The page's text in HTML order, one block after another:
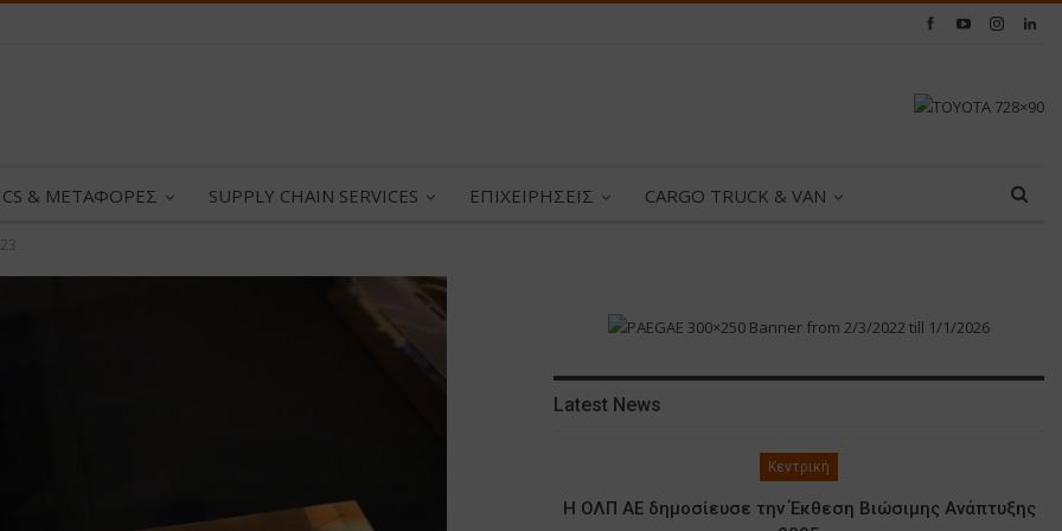
& ΜΕΤΑΦΟΡΕΣ SUPPLY CHAIN SERVICES ΕΠΙΧΕΙΡΗΣΕΙΣ CARGO TRUCK & VAN
Latest News
Κεντρική
Η ΟΛΠ ΑΕ δημοσίευσε την Έκθεση Βιώσιμης Ανάπτυξης